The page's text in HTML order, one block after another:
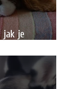
jak je